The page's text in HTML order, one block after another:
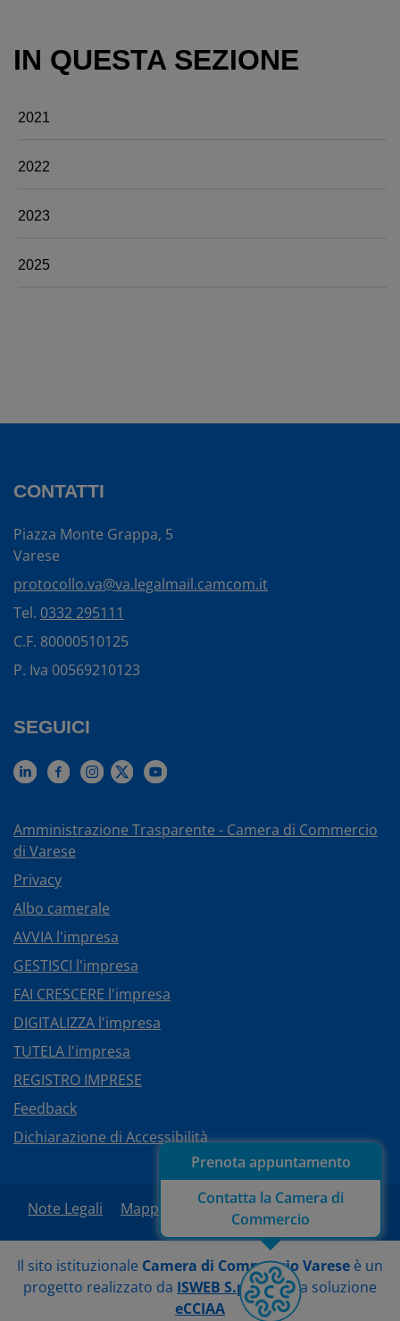
IN QUESTA SEZIONE
2021
2022
2023
2025
Prenota appuntamento
Contatta la Camera di
Commercio
CONTATTI
Piazza Monte Grappa, 5
Varese
protocollo.va@va.legalmail.camcom.it
Tel. 0332 295111
C.F. 80000510125
P. Iva 00569210123
SEGUICI
Amministrazione Trasparente - Camera di Commercio
di Varese
Privacy
Albo camerale
AVVIA l'impresa
GESTISCI l'impresa
FAI CRESCERE l'impresa
DIGITALIZZA l'impresa
TUTELA l'impresa
REGISTRO IMPRESE
Feedback
Dichiarazione di Accessibilità
Note Legali Mappa del sito Area Riservata
Il sito istituzionale Camera di Commercio Varese è un
progetto realizzato da ISWEB S.p.A.con la soluzione
eCCIAA